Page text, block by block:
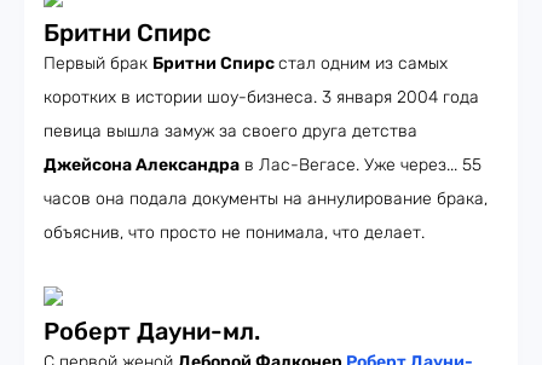
Бритни Спирс
Первый брак Бритни Спирсстал одним из самых
коротких в истории шоу-бизнеса. 3 января 2004 года
певица вышла замуж за своего друга детства
Джейсона Александра в Лас-Вегасе. Уже через... 55
часов она подала документы на аннулирование брака,
объяснив, что просто не понимала, что делает.
Роберт Дауни-мл.